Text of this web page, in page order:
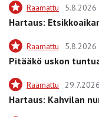
Raamattu 5.8.2026
Hartaus:
Raamattu 5.8.2026
Pitääkö uskon
Raamattu 29.7.2026
Hartaus: Kahvilan